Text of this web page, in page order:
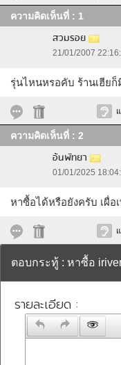
ความคิดเห็นที่ : 1
สวมรอย
21/01/2007
รุ่นไหนหรอคับ ร้านเฮียก็
ความคิดเห็นที่ : 2
อ้นพัทยา
01/01/2025
หาซื้อได้หรือยังครับ เผื่อ
ตอบกระทู้ : หาซื้อ
รายละเอียด :